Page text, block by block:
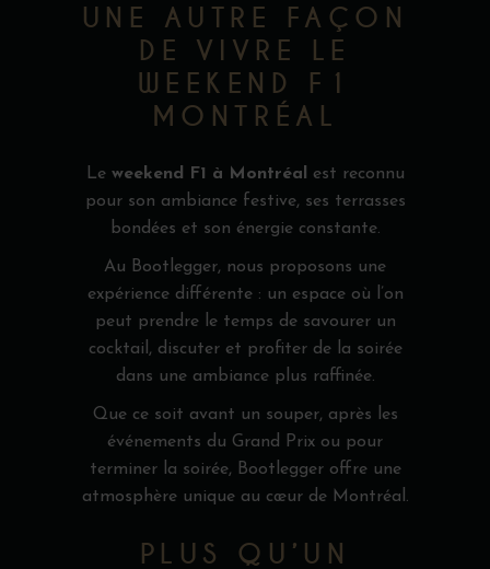
UNE AUTRE FAÇON
DE VIVRE LE
WEEKEND F1
MONTRÉAL
Le weekend F1 à Montréal
est reconnu
pour son ambiance festive, ses terrasses
bondées et son énergie constante.
Au Bootlegger, nous proposons une
expérience différente : un espace où l’on
peut prendre le temps de savourer un
cocktail, discuter et profiter de la soirée
dans une ambiance plus raffinée.
Que ce soit avant un souper, après les
événements du Grand Prix ou pour
terminer la soirée, Bootlegger offre une
atmosphère unique au cœur de Montréal.
PLUS QU’UN